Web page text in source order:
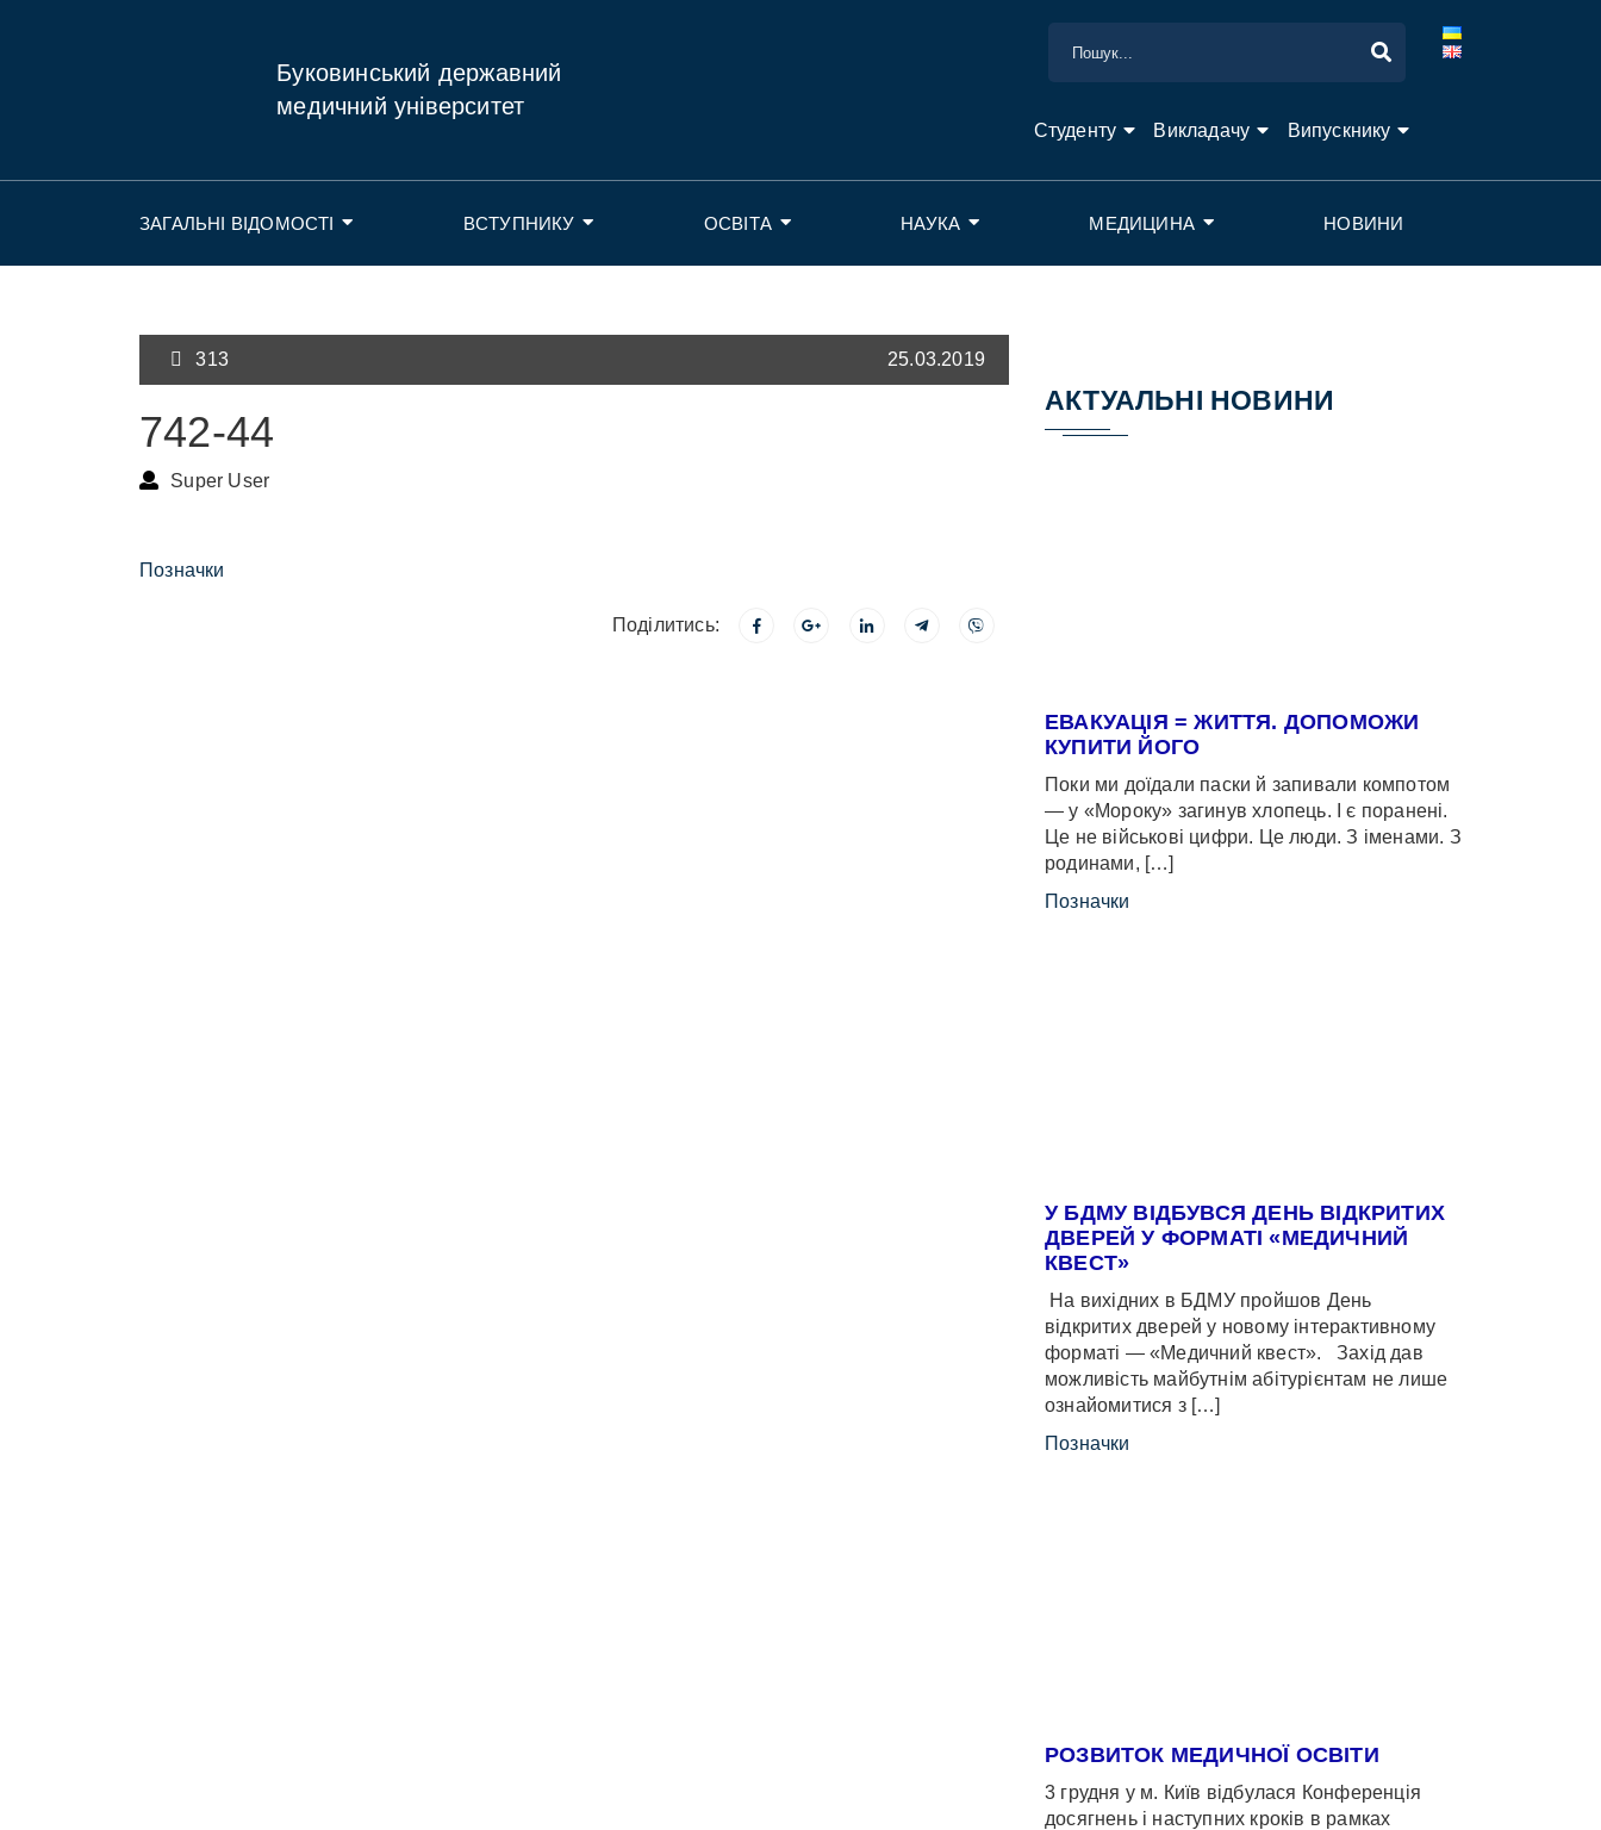
Буковинський державний
медичний університет
Студенту Викладачу Випускнику
ЗАГАЛЬНІ ВІДОМОСТІ ВСТУПНИКУ ОСВІТА НАУКА МЕДИЦИНА НОВИНИ
313 25.03.2019
742-44
Super User
Позначки
Поділитись:
АКТУАЛЬНІ НОВИНИ
ЕВАКУАЦІЯ = ЖИТТЯ. ДОПОМОЖИ
КУПИТИ ЙОГО
Поки ми доїдали паски й запивали компотом
— у «Мороку» загинув хлопець. І є поранені.
Це не військові цифри. Це люди. З іменами. З
родинами, […]
Позначки
У БДМУ ВІДБУВСЯ ДЕНЬ ВІДКРИТИХ
ДВЕРЕЙ У ФОРМАТІ «МЕДИЧНИЙ
КВЕСТ»
На вихідних в БДМУ пройшов День
відкритих дверей у новому інтерактивному
форматі — «Медичний квест». Захід дав
можливість майбутнім абітурієнтам не лише
ознайомитися з […]
Позначки
РОЗВИТОК МЕДИЧНОЇ ОСВІТИ
3 грудня у м. Київ відбулася Конференція
досягнень і наступних кроків в рамках